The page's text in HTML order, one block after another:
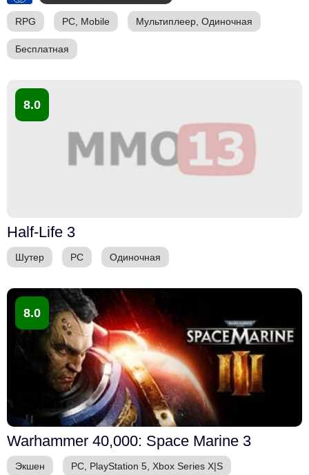
RPG PC, Mobile Мультиплеер, Одиночная
Бесплатная
8.0
Half-Life 3
Шутер PC Одиночная
8.0
Warhammer 40,000: Space Marine 3
Экшен PC, PlayStation 5, Xbox Series X|S